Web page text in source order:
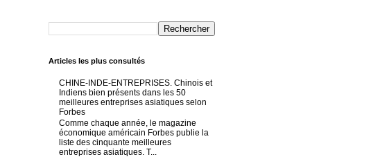
Articles les plus consultés
CHINE-INDE-ENTREPRISES. Chinois et
Indiens bien présents dans les 50
meilleures entreprises asiatiques selon
Forbes
Comme chaque année, le magazine
économique américain Forbes publie la
liste des cinquante meilleures
entreprises asiatiques. T...